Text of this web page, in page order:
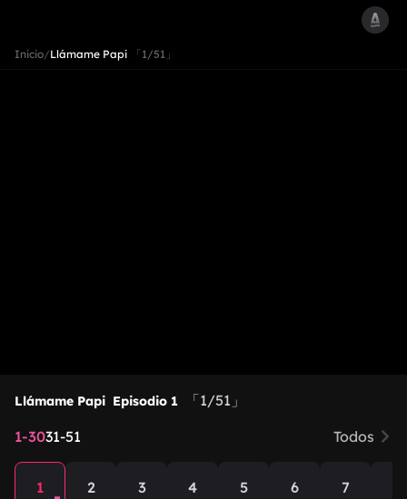
Inicio/Llámame Papi 「1/51」
Llámame Papi Episodio 1
「1/51」
1-3031-51 Todos
1 2 3 4 5 6 7